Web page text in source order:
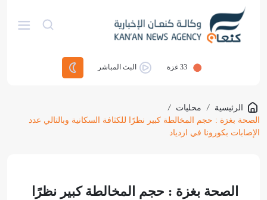
33 غزة البث المباشر
الرئيسية / محليات
/
الصحة بغزة : حجم المخالطة كبير نظرًا للكثافة السكانية وبالتالي عدد
الإصابات بكورونا في ازدياد
الصحة بغزة : حجم المخالطة كبير نظرًا